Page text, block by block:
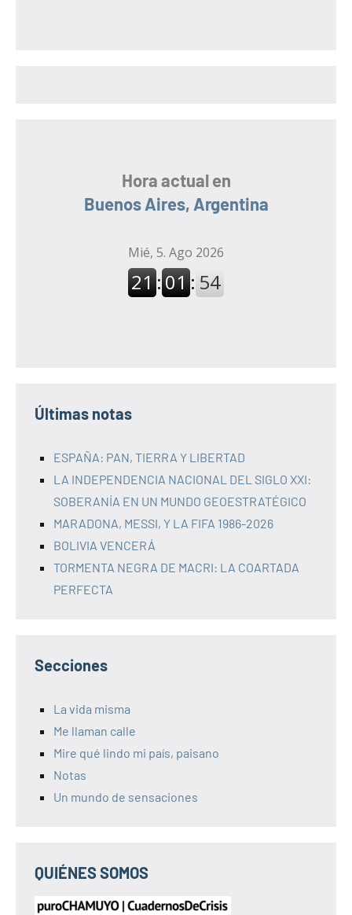
Hora actual en
Buenos Aires, Argentina
Últimas notas
ESPAÑA: PAN, TIERRA Y LIBERTAD
LA INDEPENDENCIA NACIONAL DEL SIGLO XXI:
SOBERANÍA EN UN MUNDO GEOESTRATÉGICO
MARADONA, MESSI, Y LA FIFA 1986-2026
BOLIVIA VENCERÁ
TORMENTA NEGRA DE MACRI: LA COARTADA
PERFECTA
Secciones
La vida misma
Me llaman calle
Mire qué lindo mi país, paisano
Notas
Un mundo de sensaciones
QUIÉNES SOMOS